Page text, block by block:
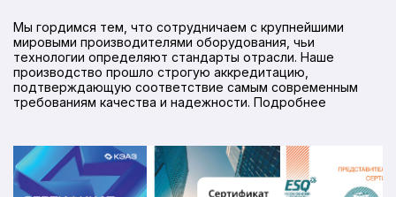
Мы гордимся тем, что сотрудничаем с крупнейшими
мировыми производителями оборудования, чьи
технологии определяют стандарты отрасли. Наше
производство прошло строгую аккредитацию,
подтверждающую соответствие самым современным
требованиям качества и надежности. Подробнее